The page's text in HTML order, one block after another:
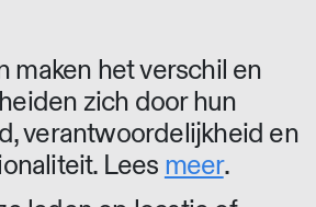
maken het verschil en
zich door hun
verantwoordelijkheid en
Lees meer.